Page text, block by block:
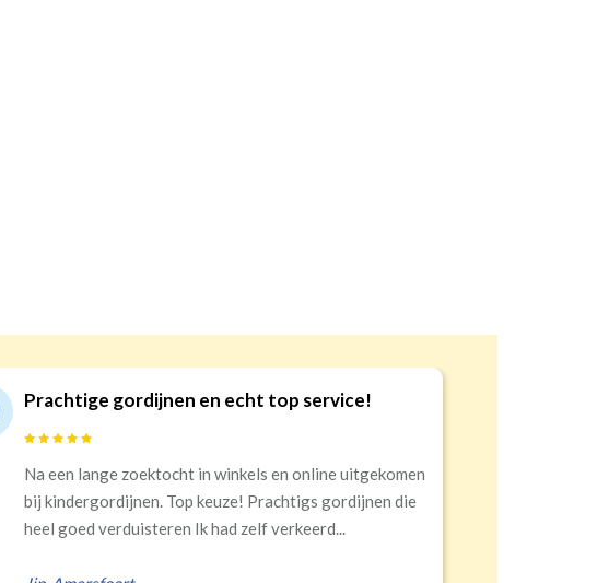
Prachtige gordijnen en echt top service!
Na een lange zoektocht in winkels en online uitgekomen
bij kindergordijnen. Top keuze! Prachtigs gordijnen die
heel goed verduisteren Ik had zelf verkeerd...